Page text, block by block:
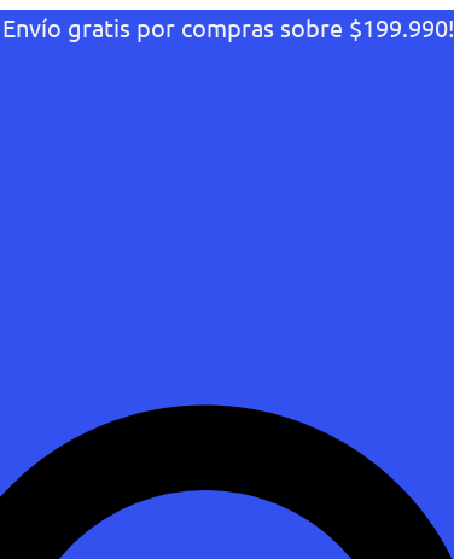
gratis por compras sobre $199.990!